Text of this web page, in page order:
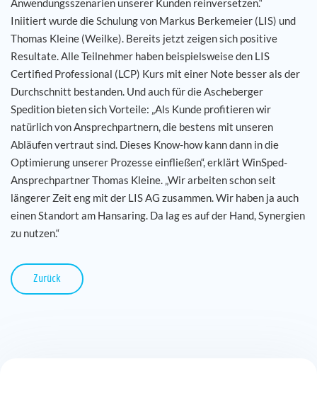
Anwendungsszenarien unserer Kunden reinversetzen.“
Iniitiert wurde die Schulung von Markus Berkemeier (LIS) und
Thomas Kleine (Weilke). Bereits jetzt zeigen sich positive
Resultate. Alle Teilnehmer haben beispielsweise den LIS
Certified Professional (LCP) Kurs mit einer Note besser als der
Durchschnitt bestanden. Und auch für die Ascheberger
Spedition bieten sich Vorteile: „Als Kunde profitieren wir
natürlich von Ansprechpartnern, die bestens mit unseren
Abläufen vertraut sind. Dieses Know-how kann dann in die
Optimierung unserer Prozesse einfließen“, erklärt WinSped-
Ansprechpartner Thomas Kleine. „Wir arbeiten schon seit
längerer Zeit eng mit der LIS AG zusammen. Wir haben ja auch
einen Standort am Hansaring. Da lag es auf der Hand, Synergien
zu nutzen.“
Zurück